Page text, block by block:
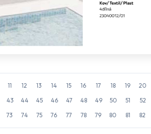
11 12 13 14 15 16 17 18 19 20
43 44 45 46 47 48 49 50 51 52
73 74 75 76 77 78 79 80 81 82